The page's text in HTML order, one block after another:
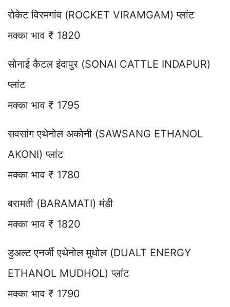
रोकेट विरमगांव (ROCKET VIRAMGAM) प्लांट
मक्का भाव ₹ 1820
सोनाई कैटल इंदापुर (SONAI CATTLE INDAPUR)
प्लांट
मक्का भाव ₹ 1795
सवसांग एथेनोल अकोनी (SAWSANG ETHANOL
AKONI) प्लांट
मक्का भाव ₹ 1780
बरामती (BARAMATI) मंडी
मक्का भाव ₹ 1820
डुअल्ट एनर्जी एथेनोल मुधोल (DUALT ENERGY
ETHANOL MUDHOL) प्लांट
मक्का भाव ₹ 1790